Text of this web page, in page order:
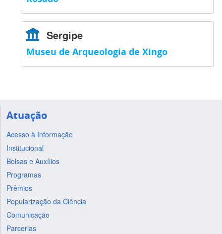
Sergipe
Museu de Arqueologia de Xingo
Atuação
Acesso à Informação
Institucional
Bolsas e Auxílios
Programas
Prêmios
Popularização da Ciência
Comunicação
Parcerias